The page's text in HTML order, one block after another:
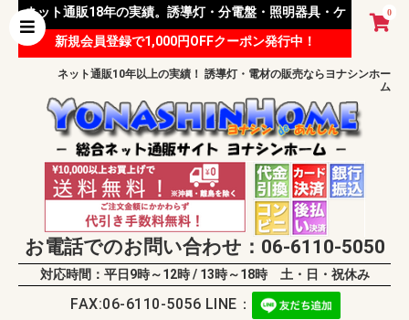
0
ネット通販18年の実績。誘導灯・分電盤・照明器具・ケ
ーブル等 様々な資材を取り扱っています。
新規会員登録で1,000円OFFクーポン発行中！
ネット通販10年以上の実績！ 誘導灯・電材の販売ならヨナシンホー
ム
お電話でのお問い合わせ：06-6110-5050
対応時間：平日9時～12時 / 13時～18時 土・日・祝休み
FAX:06-6110-5056 LINE：